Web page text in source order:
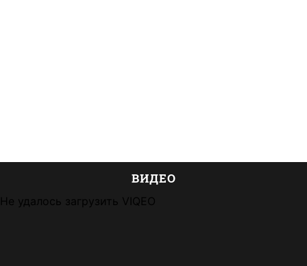
ВИДЕО
Не удалось загрузить VIQEO